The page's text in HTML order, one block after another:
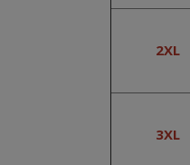
2XL
3XL